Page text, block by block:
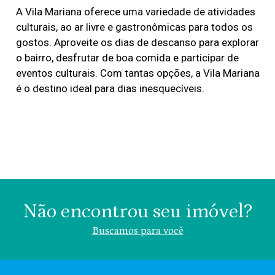
A Vila Mariana oferece uma variedade de atividades
culturais, ao ar livre e gastronômicas para todos os
gostos. Aproveite os dias de descanso para explorar
o bairro, desfrutar de boa comida e participar de
eventos culturais. Com tantas opções, a Vila Mariana
é o destino ideal para dias inesquecíveis.
Não encontrou seu imóvel?
Buscamos para você